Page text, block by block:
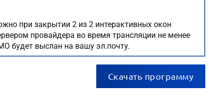
при закрытии 2 из 2 интерактивных окон
провайдера во время трансляции не менее
будет выслан на вашу эл.почту.
Скачать программу